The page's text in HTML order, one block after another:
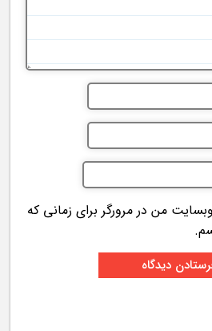
من در مرورگر برای زمانی که